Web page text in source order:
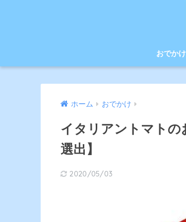
おでかけ
ホーム おでかけ
イタリアントマトの
選出】
2020/05/03